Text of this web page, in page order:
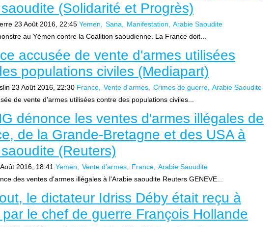
(Solidarité et Progrès)
23 Août 2016, 22:45 Yemen Sana Manifestation
Arabie Saoudite
au Yémen contre la Coalition saoudienne. La France doit...
accusée de vente d'armes utilisées
populations civiles (Mediapart)
23 Août 2016, 22:30 France Vente d'armes Crimes de guerre Arabie Saoudite
de vente d'armes utilisées contre des populations civiles...
dénonce les ventes d'armes illégales de
de la Grande-Bretagne et des USA à
(Reuters)
2016, 18:41 Yemen Vente d'armes France Arabie Saoudite
des ventes d'armes illégales à l'Arabie saoudite Reuters GENEVE...
le dictateur Idriss Déby était reçu à
le chef de guerre François Hollande